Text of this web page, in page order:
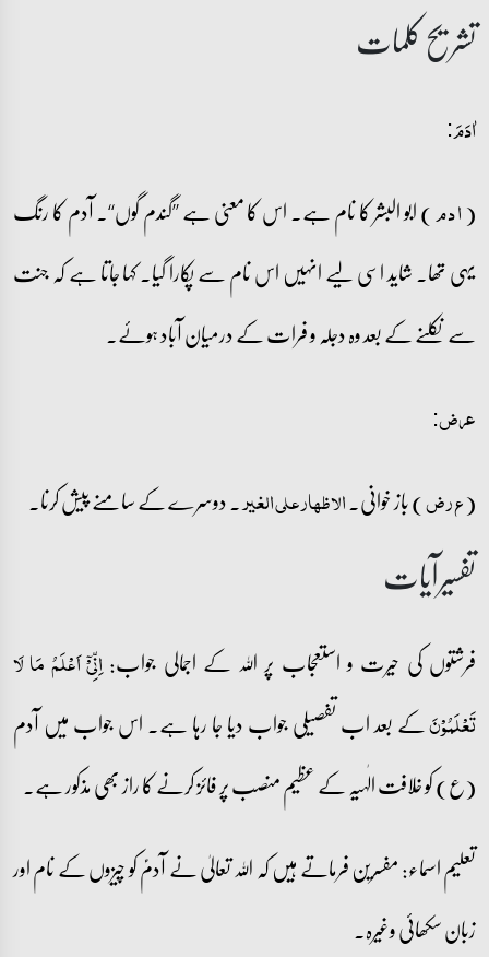
تشریح کلمات
اٰدَمَ:
(ا د م) ابو البشر کا نام ہے۔ اس کا معنی ہے ’’گندم گوں‘‘۔ آدم کا رنگ
یہی تھا۔ شاید اسی لیے انہیں اس نام سے پکارا گیا۔ کہا جاتا ہے کہ جنت
سے نکلنے کے بعد وہ دجلہ و فرات کے درمیان آباد ہوئے۔
عرض:
(ع ر ض) باز خوانی۔الاظہار علی الغیر۔ دوسرے کے سامنے پیش کرنا۔
تفسیرآیات
فرشتوں کی حیرت و استعجاب پر اللہ کے اجمالی جواب:اِنِّیۡۤ اَعۡلَمُ مَا لَا
تَعۡلَمُوۡنَکے بعد اب تفصیلی جواب دیا جا رہا ہے۔ اس جواب میں آدم
(ع) کو خلافت الٰہیہ کے عظیم منصب پر فائز کرنے کا راز بھی مذکور ہے۔
تعلیم اسماء: مفسرین فرماتے ہیں کہ اللہ تعالیٰ نے آدمؑ کو چیزوں کے نام اور
زبان سکھائی وغیرہ۔